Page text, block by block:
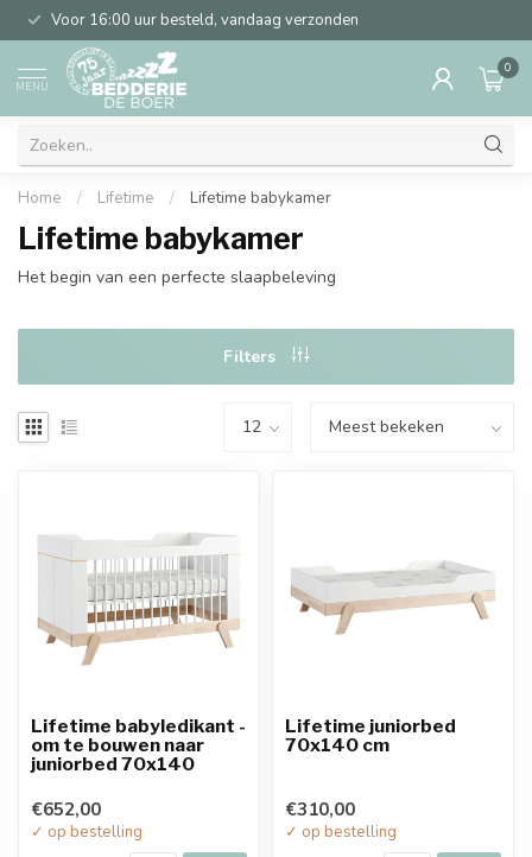
Voor 16:00 uur besteld, vandaag verzonden
MENU
0
Home / Lifetime / Lifetime babykamer
Lifetime babykamer
Het begin van een perfecte slaapbeleving
Filters
Lifetime babyledikant -
om te bouwen naar
juniorbed 70x140
€652,00
✓ op bestelling
Lifetime juniorbed
70x140 cm
€310,00
✓ op bestelling